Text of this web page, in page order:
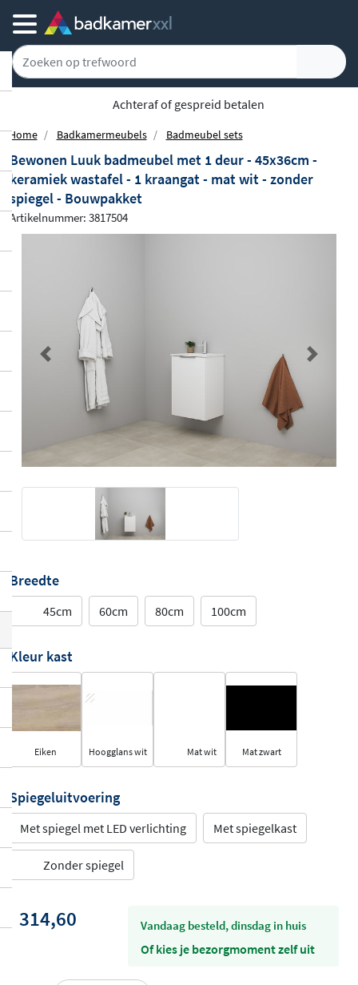
Achteraf of gespreid betalen
Home Badkamermeubels Badmeubel sets
Bewonen Luuk badmeubel met 1 deur - 45x36cm -
keramiek wastafel - 1 kraangat - mat wit - zonder
spiegel - Bouwpakket
Artikelnummer: 3817504
Previous Next
Breedte
45cm 60cm 80cm 100cm
Kleur kast
Eiken Hoogglans wit Mat wit Mat zwart
Spiegeluitvoering
Met spiegel met LED verlichting Met spiegelkast
Zonder spiegel
314,60 vandaag besteld, dinsdag in huis
Of kies je bezorgmoment zelf uit